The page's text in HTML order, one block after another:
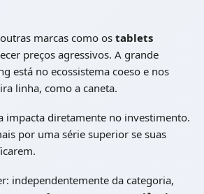
marcas como os tablets
preços agressivos. A grande
está no ecossistema coeso e nos
linha, como a caneta.
impacta diretamente no investimento.
por uma série superior se suas
independentemente da categoria,